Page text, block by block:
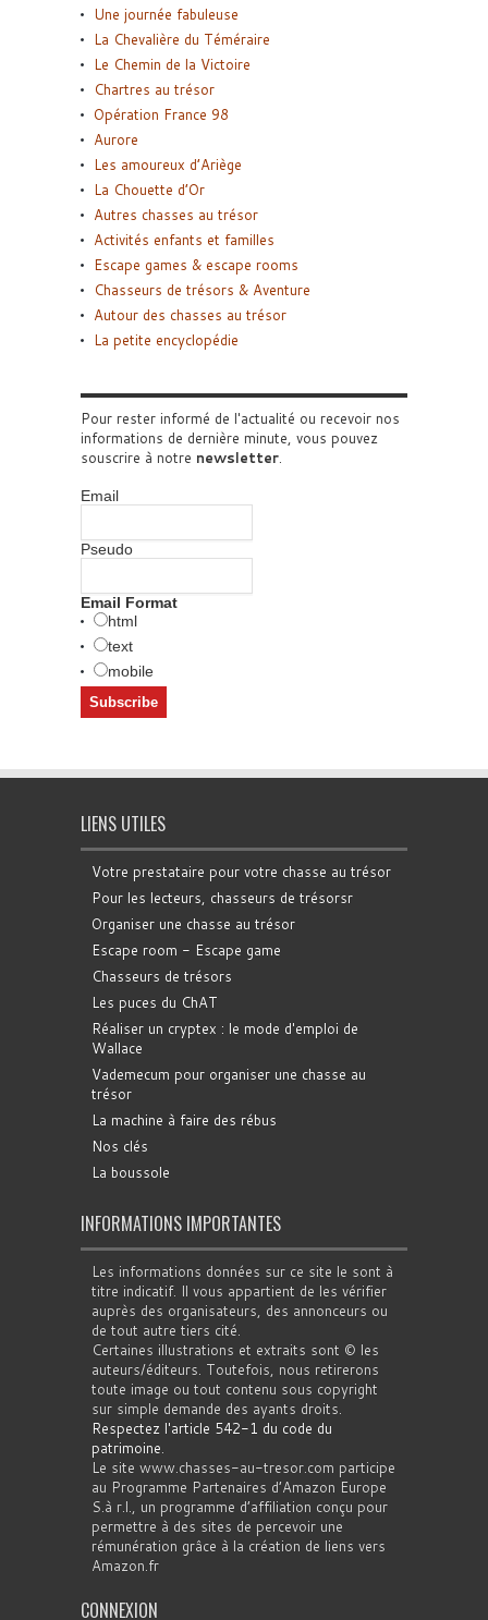
Une journée fabuleuse
La Chevalière du Téméraire
Le Chemin de la Victoire
Chartres au trésor
Opération France 98
Aurore
Les amoureux d’Ariège
La Chouette d’Or
Autres chasses au trésor
Activités enfants et familles
Escape games & escape rooms
Chasseurs de trésors & Aventure
Autour des chasses au trésor
La petite encyclopédie
Pour rester informé de l'actualité ou recevoir nos
informations de dernière minute, vous pouvez
souscrire à notre newsletter.
Email
Pseudo
Email Format
html
text
mobile
LIENS UTILES
Votre prestataire pour votre chasse au trésor
Pour les lecteurs, chasseurs de trésorsr
Organiser une chasse au trésor
Escape room - Escape game
Chasseurs de trésors
Les puces du ChAT
Réaliser un cryptex : le mode d'emploi de
Wallace
Vademecum pour organiser une chasse au
trésor
La machine à faire des rébus
Nos clés
La boussole
INFORMATIONS IMPORTANTES
Les informations données sur ce site le sont à
titre indicatif. Il vous appartient de les vérifier
auprès des organisateurs, des annonceurs ou
de tout autre tiers cité.
Certaines illustrations et extraits sont © les
auteurs/éditeurs. Toutefois, nous retirerons
toute image ou tout contenu sous copyright
sur simple demande des ayants droits.
Respectez l'article 542-1 du code du
patrimoine.
Le site www.chasses-au-tresor.com participe
au Programme Partenaires d’Amazon Europe
S.à r.l., un programme d’affiliation conçu pour
permettre à des sites de percevoir une
rémunération grâce à la création de liens vers
Amazon.fr
CONNEXION